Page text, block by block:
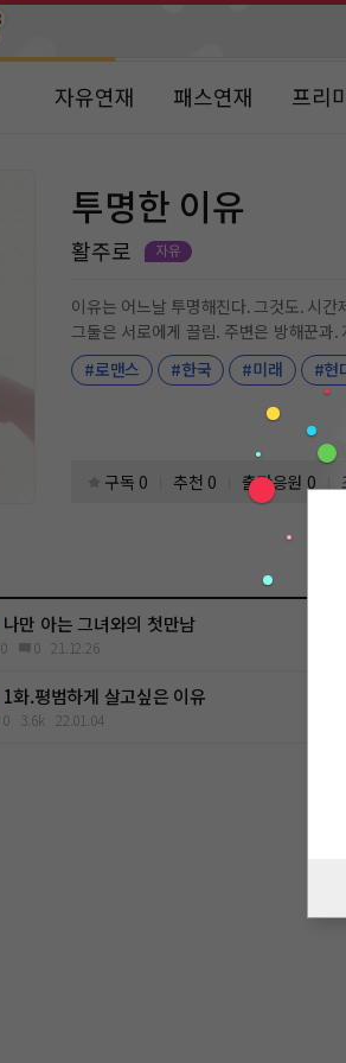
자유연재 패스연재 프리
투명한 이유
활주로
이유는 어느날 투명해진다. 그것도. 시간제 투명인간!! 아무도 못보는 이유를 볼 수 있는 투명한. 피하려 했지만 피할수
그둘은 서로에게 끌림. 주변은 방해꾼과. 지지하는 자들로 나뉘었고. 이 둘은 지지고볶다가 결국 사랑을 배우며 시작하게 된다. 행복도 잠시 투명해진 원인
#로맨스
#한국 #미래 #현
구독 0 추천 0 출판응원 0
나만 아는 그녀와의 첫만남
0 0 21.12.26
1화.평범하게 살고싶은 이유
0 3.6k 22.01.04